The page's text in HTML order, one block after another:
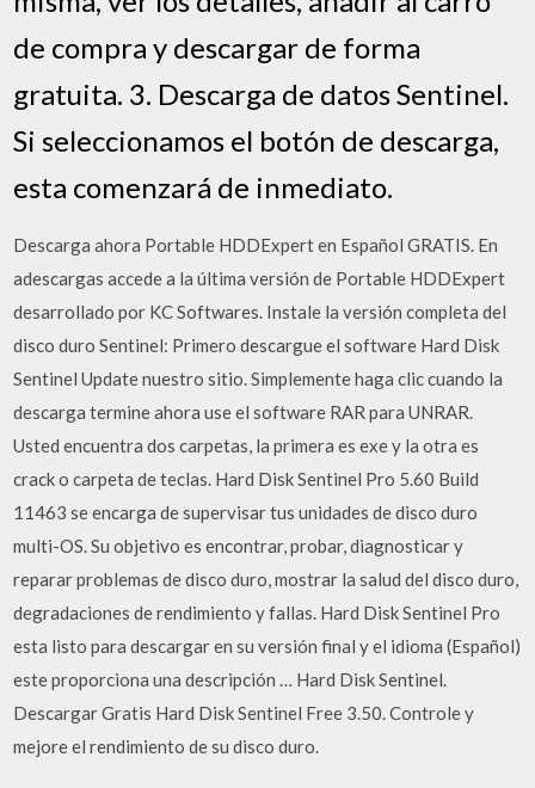
de compra y descargar de forma
gratuita. 3. Descarga de datos Sentinel.
Si seleccionamos el botón de descarga,
esta comenzará de inmediato.
Descarga ahora Portable HDDExpert en Español GRATIS. En
adescargas accede a la última versión de Portable HDDExpert
desarrollado por KC Softwares. Instale la versión completa del
disco duro Sentinel: Primero descargue el software Hard Disk
Sentinel Update nuestro sitio. Simplemente haga clic cuando la
descarga termine ahora use el software RAR para UNRAR.
Usted encuentra dos carpetas, la primera es exe y la otra es
crack o carpeta de teclas. Hard Disk Sentinel Pro 5.60 Build
11463 se encarga de supervisar tus unidades de disco duro
multi-OS. Su objetivo es encontrar, probar, diagnosticar y
reparar problemas de disco duro, mostrar la salud del disco duro,
degradaciones de rendimiento y fallas. Hard Disk Sentinel Pro
esta listo para descargar en su versión final y el idioma (Español)
este proporciona una descripción … Hard Disk Sentinel.
Descargar Gratis Hard Disk Sentinel Free 3.50. Controle y
mejore el rendimiento de su disco duro.